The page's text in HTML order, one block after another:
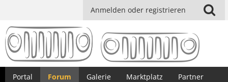
Anmelden oder registrieren
Portal Forum Galerie Marktplatz Partner